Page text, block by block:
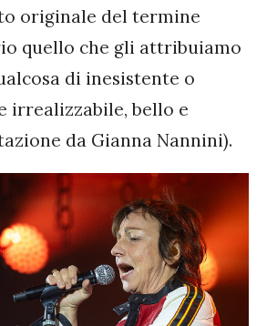
originale del termine
quello che gli attribuiamo
di inesistente o
irrealizzabile, bello e
da Gianna Nannini).